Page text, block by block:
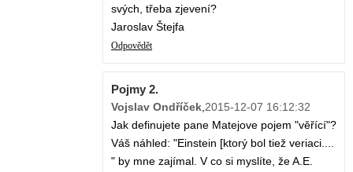
svých, třeba zjevení?
Jaroslav Štejfa
Odpovědět
Pojmy 2.
Vojslav Ondříček,2015-12-07 16:12:32
Jak definujete pane Matejove pojem "věřící"?
Váš náhled: "Einstein [ktorý bol tiež veriaci....
" by mne zajímal. V co si myslíte, že A.E.